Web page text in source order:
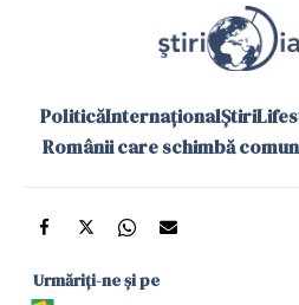
PoliticăInternaționalȘtiri
Românii care schimbă
Urmăriți-ne și pe